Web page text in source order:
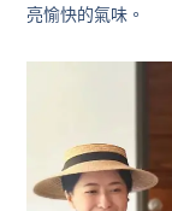
亮愉快的氣味。